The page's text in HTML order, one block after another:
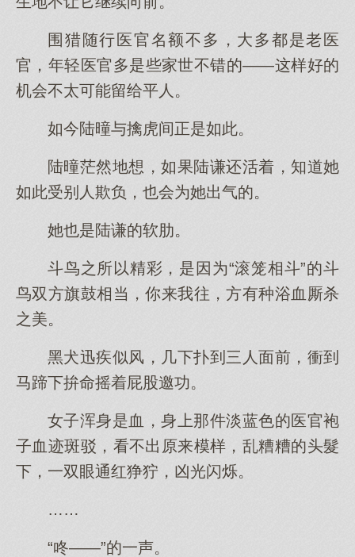
围猎随行医官名额不多，大多都是老医
官，年轻医官多是些家世不错的——这样好的
机会不太可能留给平人。
如今陆曈与擒虎间正是如此。
陆曈茫然地想，如果陆谦还活着，知道她
如此受别人欺负，也会为她出气的。
她也是陆谦的软肋。
斗鸟之所以精彩，是因为“滚笼相斗”的斗
鸟双方旗鼓相当，你来我往，方有种浴血厮杀
之美。
黑犬迅疾似风，几下扑到三人面前，衝到
马蹄下拚命摇着屁股邀功。
女子浑身是血，身上那件淡蓝色的医官袍
子血迹斑驳，看不出原来模样，乱糟糟的头髮
下，一双眼通红狰狞，凶光闪烁。
……
“咚——”的一声。